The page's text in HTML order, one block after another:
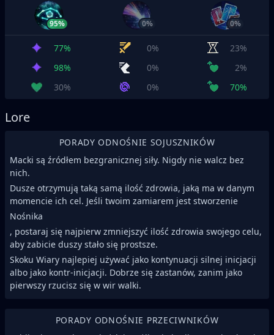
95% 0% 0%
77% 0%
23%
98%
0%
2%
30%
0% 70%
Lore
PORADY ODNOŚNIE SOJUSZNIKÓW
Macki są źródłem bezgranicznej siły. Nigdy nie walcz bez
nich.
Dusze otrzymują taką samą ilość zdrowia, jaką ma w danym
momencie ich cel. Jeśli twoim zamiarem jest stworzenie
Nośnika
, postaraj się najpierw zmniejszyć ilość zdrowia swojego celu,
aby zabicie duszy stało się prostsze.
Skoku Wiary najlepiej używać jako kontynuacji silnej inicjacji
albo jako kontr-inicjacji. Dobrze się zastanów, zanim jako
pierwszy rzucisz się w wir walki.
PORADY ODNOŚNIE PRZECIWNIKÓW